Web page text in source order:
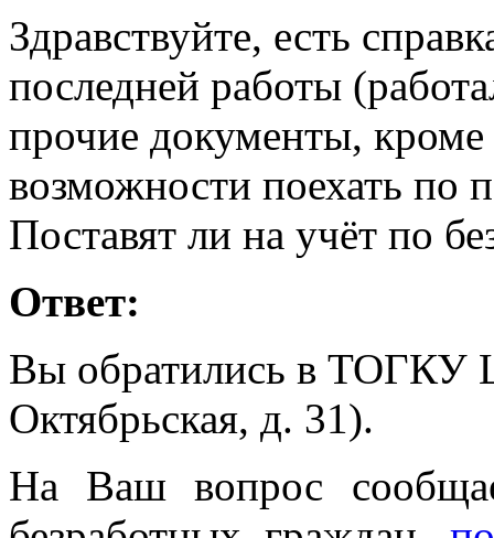
Здравствуйте, есть
последней работы
прочие документы,
возможности поехать по
Поставят ли на учёт по
Ответ:
Вы обратились в ТОГКУ
Октябрьская, д. 31).
На Ваш вопрос